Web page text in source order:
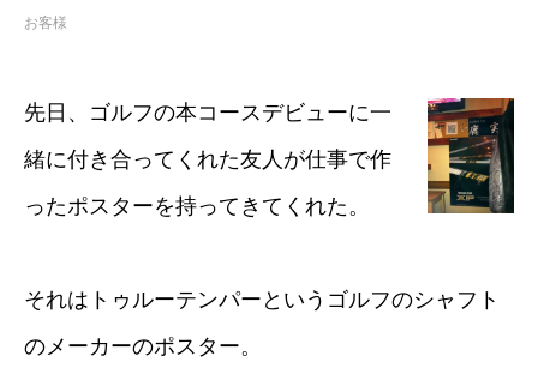
お客様
先日、ゴルフの本コースデビューに一
緒に付き合ってくれた友人が仕事で作
ったポスターを持ってきてくれた。
それはトゥルーテンパーというゴルフのシャフト
のメーカーのポスター。